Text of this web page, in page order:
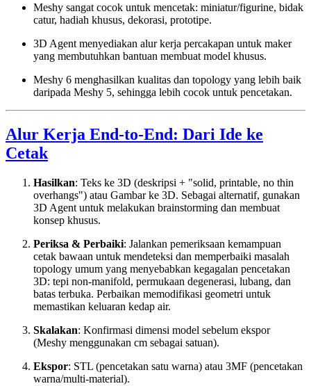
Meshy sangat cocok untuk mencetak: miniatur/figurine, bidak
catur, hadiah khusus, dekorasi, prototipe.
3D Agent menyediakan alur kerja percakapan untuk maker
yang membutuhkan bantuan membuat model khusus.
Meshy 6 menghasilkan kualitas dan topology yang lebih baik
daripada Meshy 5, sehingga lebih cocok untuk pencetakan.
Alur Kerja End-to-End: Dari Ide ke
Cetak
Hasilkan: Teks ke 3D (deskripsi + "solid, printable, no thin
overhangs") atau Gambar ke 3D. Sebagai alternatif, gunakan
3D Agent untuk melakukan brainstorming dan membuat
konsep khusus.
Periksa & Perbaiki: Jalankan pemeriksaan kemampuan
cetak bawaan untuk mendeteksi dan memperbaiki masalah
topology umum yang menyebabkan kegagalan pencetakan
3D: tepi non-manifold, permukaan degenerasi, lubang, dan
batas terbuka. Perbaikan memodifikasi geometri untuk
memastikan keluaran kedap air.
Skalakan: Konfirmasi dimensi model sebelum ekspor
(Meshy menggunakan cm sebagai satuan).
Ekspor: STL (pencetakan satu warna) atau 3MF (pencetakan
warna/multi-material).